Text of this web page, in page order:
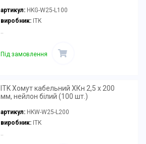
артикул: HKG-W25-L100
виробник:ITK
..
Під замовлення
ITK Хомут кабельний ХКн 2,5 х 200
мм, нейлон білий (100 шт.)
артикул: HKW-W25-L200
виробник:ITK
..